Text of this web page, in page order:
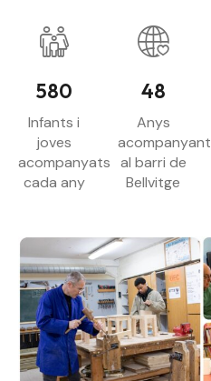
580
Infants i
joves
acompanyats
cada any
48
Anys
acompanyant
al barri de
Bellvitge